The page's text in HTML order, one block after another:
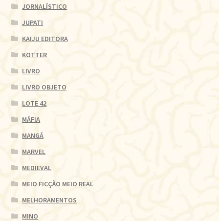
JORNALÍSTICO
JUPATI
KAIJU EDITORA
KOTTER
LIVRO
LIVRO OBJETO
LOTE 42
MÁFIA
MANGÁ
MARVEL
MEDIEVAL
MEIO FICÇÃO MEIO REAL
MELHORAMENTOS
MINO